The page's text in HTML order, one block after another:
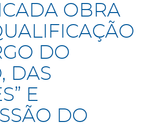
OBRA
DO
DAS
E
DO